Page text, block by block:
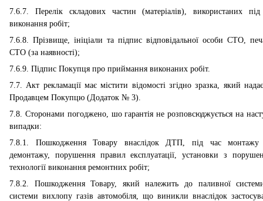
7.6.7. Перелік складових частин (матеріалів), використаних
виконання робіт;
7.6.8. Прізвище, ініціали та підпис відповідальної особи СТО,
СТО (за наявності);
7.6.9. Підпис Покупця про приймання виконаних робіт.
7.7. Акт рекламації має містити відомості згідно зразка, який
Продавцем Покупцю (Додаток № 3).
7.8. Сторонами погоджено, шо гарантія не розповсюджується на
випадки:
7.8.1. Пошкодження Товару внаслідок ДТП, під час монтажу
демонтажу, порушення правил експлуатації, установки з
технології виконання ремонтних робіт;
7.8.2. Пошкодження Товару, який належить до паливної
системи вихлопу газів автомобіля, що виникли внаслідок